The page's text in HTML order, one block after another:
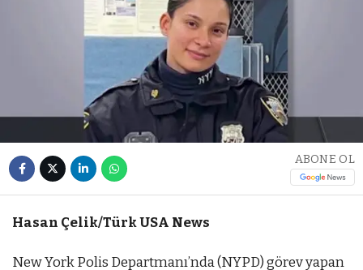
ABONE OL
Hasan Çelik/Türk USA News
New York Polis Departmanı’nda (NYPD) görev yapan